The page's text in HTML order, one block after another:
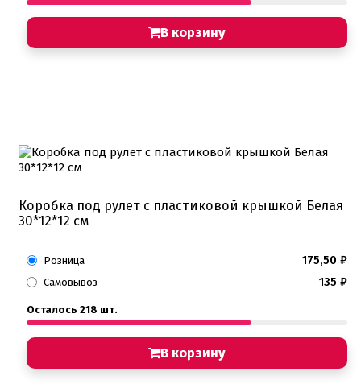
В корзину
Коробка под рулет с пластиковой крышкой Белая
30*12*12 см
Розница 175,50 ₽
Самовывоз 135 ₽
Осталось 218 шт.
В корзину